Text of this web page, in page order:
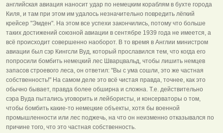
английская авиация наносит удар по немецким кораблям в бухте города
Киля, и там при этом им удалось незначительно повредить лёгкий
крейсер "Эмден". На этом все успехи закончились, потому что больше
таких достижений союзной авиации в сентябре 1939 года не имеется, а
всё происходит совершенно наоборот. В то время в Англии министром
авиации был сэр Кингсли Вуд, который прославился тем, что когда его
попросили бомбить немецкий лес Шварцвальд, чтобы лишить немцев
запасов строевого леса, он ответил: "Вы с ума сошли, это же частная
собственность!" На самом деле это всё чистая правда, точнее, как это
обычно бывает, правда более обширна и сложна. Т.е. действительно
сэра Вуда пытались уговорить и лейбористы, и консерваторы о том,
чтобы бомбить какие-то немецкие объекты, хотя бы военной
промышленности или лес поджечь, на что он неизменно отказывался по
причине того, что это частная собственность.